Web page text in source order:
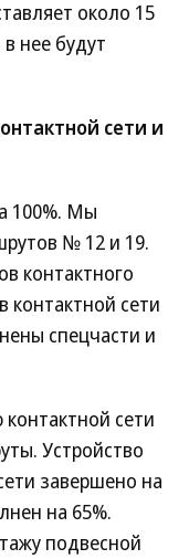
около 15
нее будут
сети и
100%. Мы
№ 12 и 19.
контактного
сети
спецчасти и
сети
Устройство
завершено на
на 65%.
подвесной